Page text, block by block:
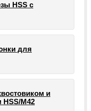
HSS c
для
и
HSS/М42